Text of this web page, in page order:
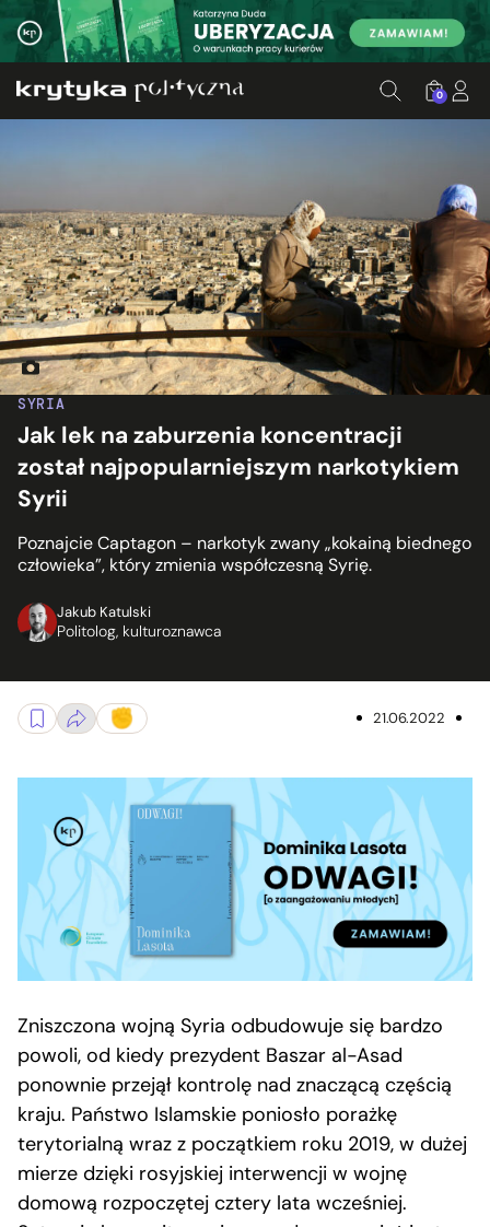
0
SYRIA
Jak lek na zaburzenia koncentracji
został najpopularniejszym narkotykiem
Syrii
Poznajcie Captagon – narkotyk zwany „kokainą biednego
człowieka”, który zmienia współczesną Syrię.
Jakub Katulski
Politolog, kulturoznawca
Panorama Damaszku. Fot. Nicolas Mirguet/Flickr.com
21.06.2022
Zniszczona wojną Syria odbudowuje się bardzo
powoli, od kiedy prezydent Baszar al-Asad
ponownie przejął kontrolę nad znaczącą częścią
kraju. Państwo Islamskie poniosło porażkę
terytorialną wraz z początkiem roku 2019, w dużej
mierze dzięki rosyjskiej interwencji w wojnę
domową rozpoczętej cztery lata wcześniej.